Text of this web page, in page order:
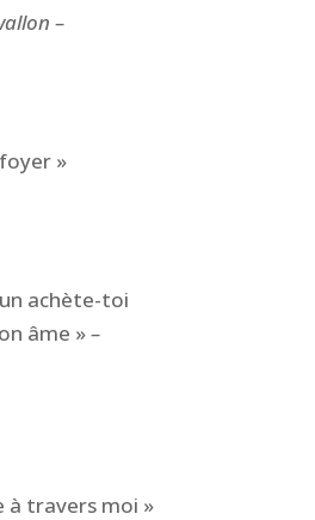
–
»
achète-toi
âme »–
à travers moi »